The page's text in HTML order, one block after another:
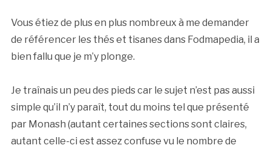
Vous étiez de plus en plus nombreux à me demander
de référencer les thés et tisanes dans Fodmapedia, il a
bien fallu que je m’y plonge.
Je traînais un peu des pieds car le sujet n’est pas aussi
simple qu’il n’y paraît, tout du moins tel que présenté
par Monash (autant certaines sections sont claires,
autant celle-ci est assez confuse vu le nombre de